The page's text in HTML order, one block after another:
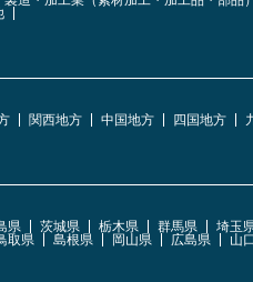
関西地方 中国地方 四国地方
県 茨城県 栃木県 群馬県 埼玉
取県 島根県 岡山県 広島県 山